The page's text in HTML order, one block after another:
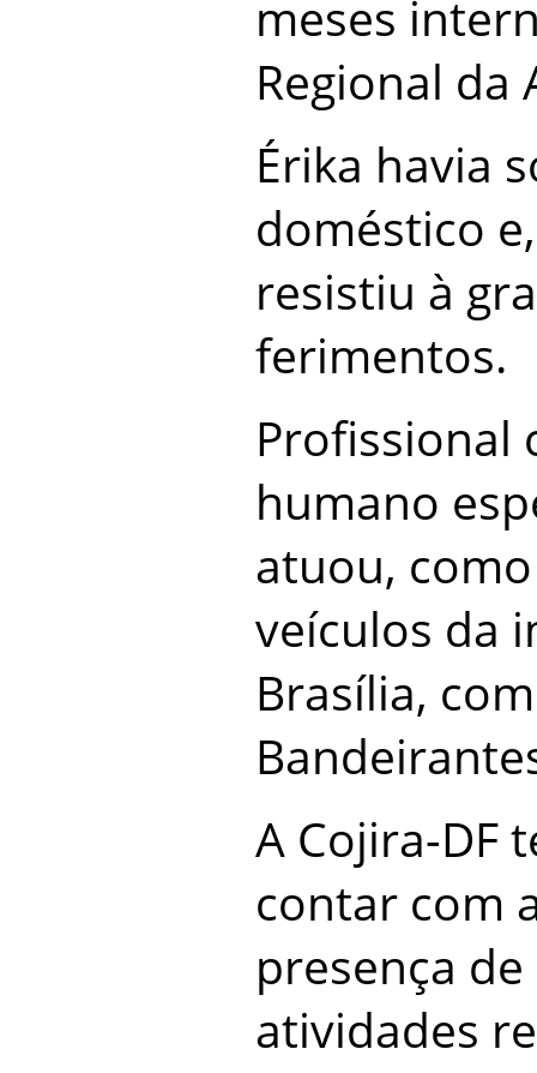
meses
Regional da
Érika havia
doméstico
resistiu à
ferimentos.
Profissional
humano
atuou,
veículos da
Brasília,
A Cojira-DF
contar com
presença
atividades